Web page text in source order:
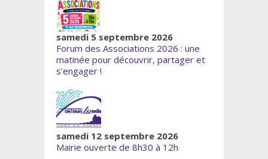
samedi 5 septembre 2026
Forum des Associations 2026 : une
matinée pour découvrir, partager et
s’engager !
samedi 12 septembre 2026
Mairie ouverte de 8h30 à 12h